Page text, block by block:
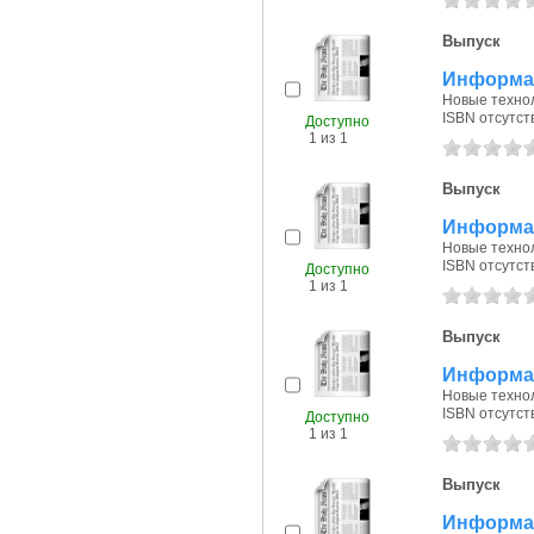
Доступно
1 из 1
Выпуск
Новые
ISBN
Доступно
1 из 1
Выпуск
Новые
ISBN
Доступно
1 из 1
Выпуск
Новые
ISBN
Выпуск